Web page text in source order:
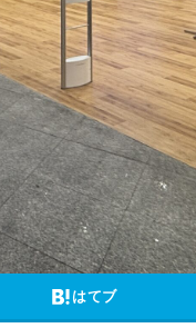
はてブ